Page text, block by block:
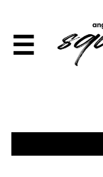
☰